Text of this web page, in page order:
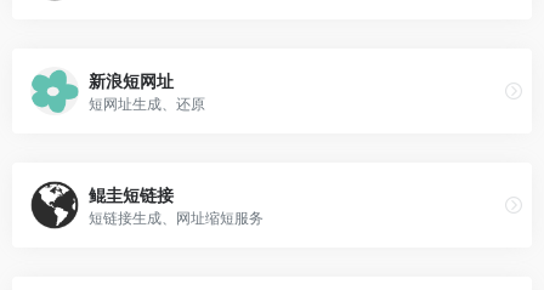
新浪短网址
短网址生成、还原
鲲圭短链接
短链接生成、网址缩短服务